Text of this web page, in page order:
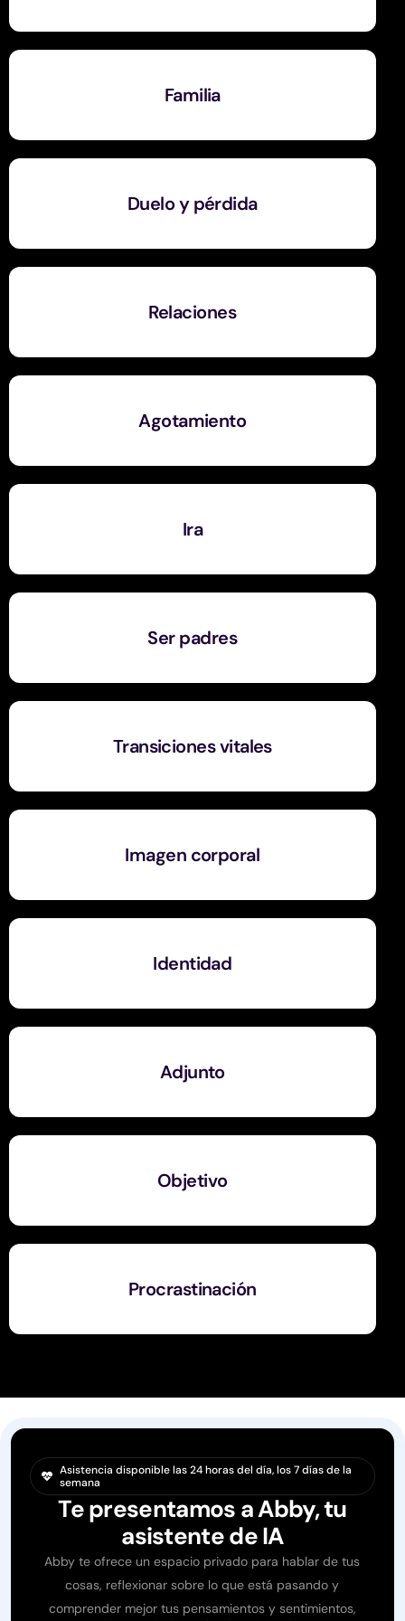
Familia
Duelo y pérdida
Relaciones
Agotamiento
Ira
Ser padres
Transiciones vitales
Imagen corporal
Identidad
Adjunto
Objetivo
Procrastinación
Asistencia disponible las 24 horas del día, los 7 días de la
semana
Te presentamos a Abby, tu
asistente de IA
Abby te ofrece un espacio privado para hablar de tus
cosas, reflexionar sobre lo que está pasando y
comprender mejor tus pensamientos y sentimientos,